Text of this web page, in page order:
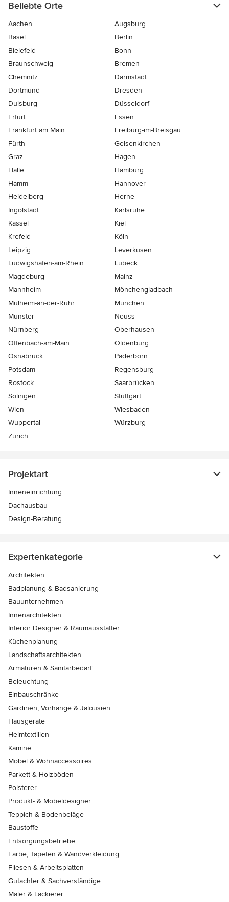
Beliebte Orte
Aachen
Augsburg
Basel
Berlin
Bielefeld
Bonn
Braunschweig
Bremen
Chemnitz
Darmstadt
Dortmund
Dresden
Duisburg
Düsseldorf
Erfurt
Essen
Frankfurt am Main
Freiburg-im-Breisgau
Fürth
Gelsenkirchen
Graz
Hagen
Halle
Hamburg
Hamm
Hannover
Heidelberg
Herne
Ingolstadt
Karlsruhe
Kassel
Kiel
Krefeld
Köln
Leipzig
Leverkusen
Ludwigshafen-am-Rhein
Lübeck
Magdeburg
Mainz
Mannheim
Mönchen­gladbach
Mülheim-an-der-Ruhr
München
Münster
Neuss
Nürnberg
Oberhausen
Offenbach-am-Main
Oldenburg
Osnabrück
Paderborn
Potsdam
Regensburg
Rostock
Saarbrücken
Solingen
Stuttgart
Wien
Wiesbaden
Wuppertal
Würzburg
Zürich
Projektart
Inneneinrichtung
Dachausbau
Design-Beratung
Expertenkategorie
Architekten
Badplanung & Badsanierung
Bauunternehmen
Innenarchitekten
Interior Designer & Raumausstatter
Küchenplanung
Landschaftsarchitekten
Armaturen & Sanitärbedarf
Beleuchtung
Einbauschränke
Gardinen, Vorhänge & Jalousien
Hausgeräte
Heimtextilien
Kamine
Möbel & Wohnaccessoires
Parkett & Holzböden
Polsterer
Produkt- & Möbeldesigner
Teppich & Bodenbeläge
Baustoffe
Entsorgungsbetriebe
Farbe, Tapeten & Wandverkleidung
Fliesen & Arbeitsplatten
Gutachter & Sachverständige
Maler & Lackierer